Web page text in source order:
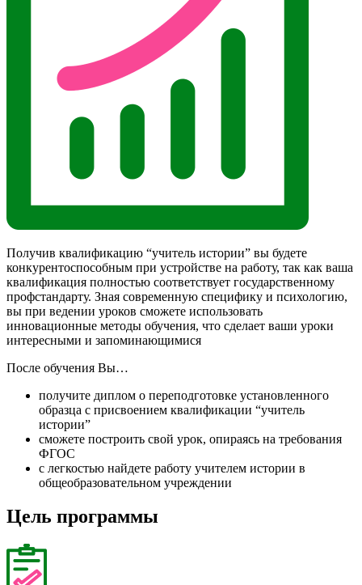
Получив квалификацию “учитель истории” вы будете
конкурентоспособным при устройстве на работу, так как ваша
квалификация полностью соответствует государственному
профстандарту. Зная современную специфику и психологию,
вы при ведении уроков сможете использовать
инновационные методы обучения, что сделает ваши уроки
интересными и запоминающимися
После обучения Вы…
получите диплом о переподготовке установленного
образца с присвоением квалификации “учитель
истории”
сможете построить свой урок, опираясь на требования
ФГОС
с легкостью найдете работу учителем истории в
общеобразовательном учреждении
Цель программы